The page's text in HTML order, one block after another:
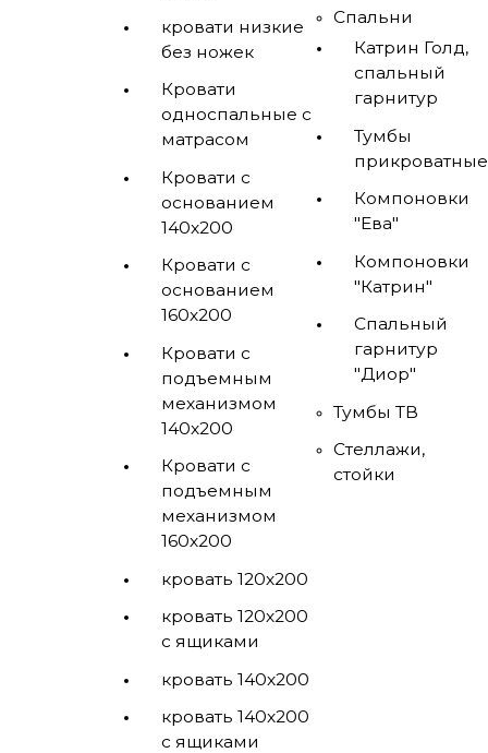
кровати низкие
без ножек
Кровати
односпальные с
матрасом
Кровати с
основанием
140х200
Кровати с
основанием
160х200
Кровати с
подъемным
механизмом
140х200
Кровати с
подъемным
механизмом
160х200
кровать 120х200
кровать 120х200
с ящиками
кровать 140х200
кровать 140х200
с ящиками
Спальни
Катрин Голд,
спальный
гарнитур
Тумбы
прикроватные
Компоновки
"Ева"
Компоновки
"Катрин"
Спальный
гарнитур
"Диор"
Тумбы ТВ
Стеллажи,
стойки